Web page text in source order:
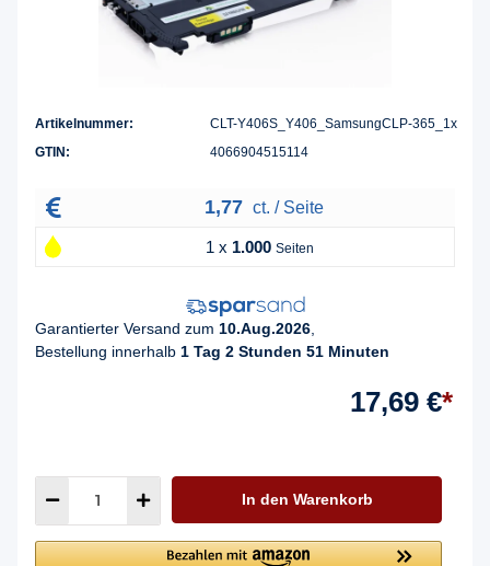
Artikelnummer:
CLT-Y406S_Y406_SamsungCLP-365_1x
GTIN:
4066904515114
1,77 ct. / Seite
1 x 1.000 Seiten
Garantierter Versand zum 10.Aug.2026
Bestellung innerhalb 1 Tag 2 Stunden 51 Minuten
17,69 €*
In den Warenkorb